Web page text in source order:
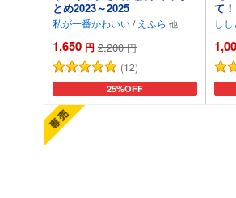
とめ2023～2025
私が一番かわいい/ えふら
1,650 円 2,200 円
(12)
25%OFF
カートに追加
て
メ
た
し